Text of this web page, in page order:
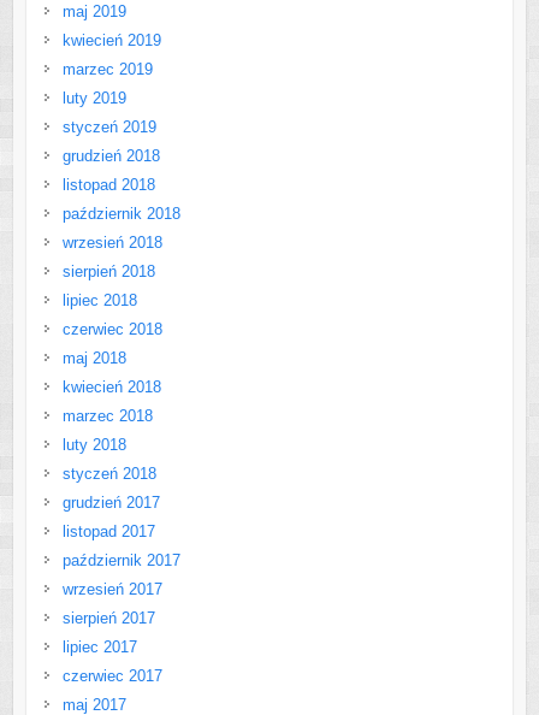
maj 2019
kwiecień 2019
marzec 2019
luty 2019
styczeń 2019
grudzień 2018
listopad 2018
październik 2018
wrzesień 2018
sierpień 2018
lipiec 2018
czerwiec 2018
maj 2018
kwiecień 2018
marzec 2018
luty 2018
styczeń 2018
grudzień 2017
listopad 2017
październik 2017
wrzesień 2017
sierpień 2017
lipiec 2017
czerwiec 2017
maj 2017